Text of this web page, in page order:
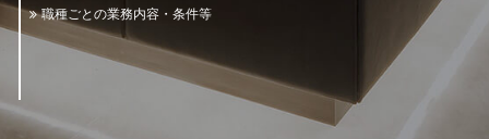
職種ごとの業務内容・条件等